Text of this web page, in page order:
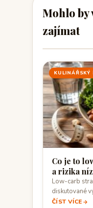
Mohlo by
zajímat
KULINÁŘSKÝ
Co je to
a rizika
Low-carb
diskutované
Staví na
ČÍST VÍCE